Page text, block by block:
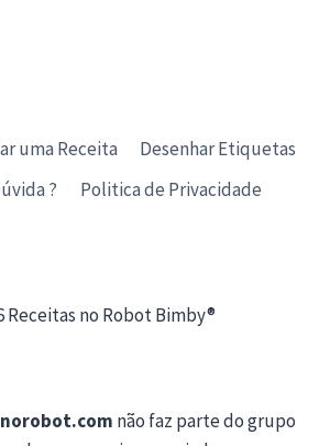
uma Receita
Desenhar Etiquetas
?
Politica de Privacidade
Receitas no Robot Bimby®
não faz parte do grupo